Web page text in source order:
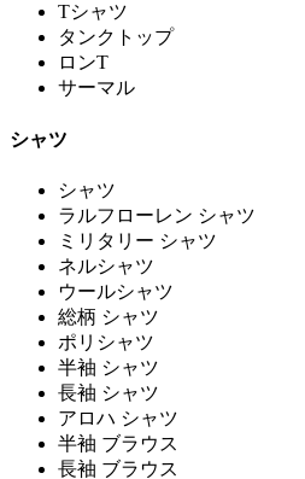
Tシャツ
タンクトップ
ロンT
サーマル
シャツ
シャツ
ラルフローレン シャツ
ミリタリー シャツ
ネルシャツ
ウールシャツ
総柄 シャツ
ポリシャツ
半袖 シャツ
長袖 シャツ
アロハ シャツ
半袖 ブラウス
長袖 ブラウス